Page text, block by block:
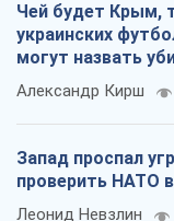
Чей будет Крым,
украинских
могут назвать
Александр Кирш
Запад проспал
проверить НАТО
Леонид Невзлин